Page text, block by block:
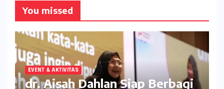
You missed
EVENT & AKTIVITAS
dr. Aisah Dahlan Siap Berbagi